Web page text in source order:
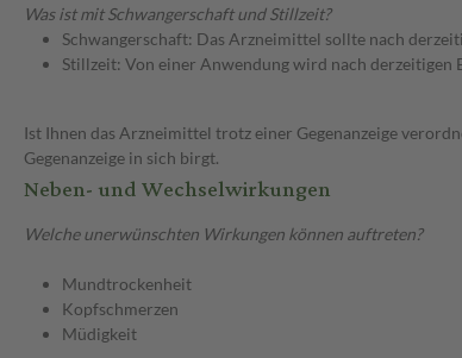
Was ist mit Schwangerschaft und Stillzeit?
Schwangerschaft: Das Arzneimittel sollte nach
Stillzeit: Von einer Anwendung wird nach derzeitigen
Ist Ihnen das Arzneimittel trotz einer Gegenanzeige
Gegenanzeige in sich birgt.
Neben- und Wechselwirkungen
Welche unerwünschten Wirkungen können auftreten?
Mundtrockenheit
Kopfschmerzen
Müdigkeit